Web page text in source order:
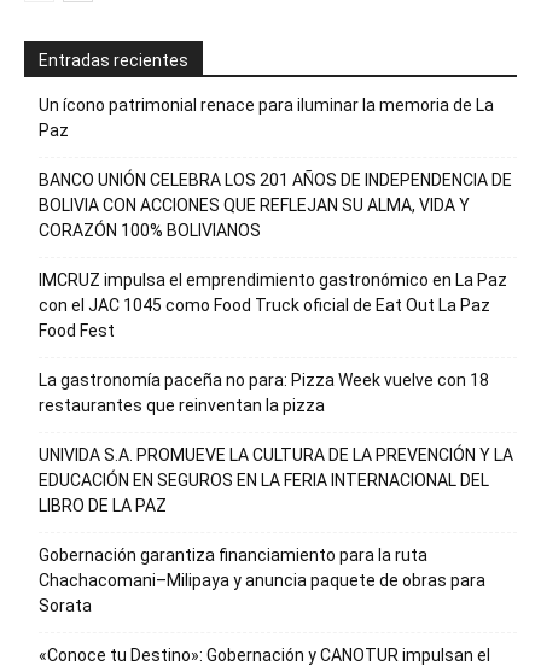
Entradas recientes
Un ícono patrimonial renace para iluminar la memoria de La
Paz
BANCO UNIÓN CELEBRA LOS 201 AÑOS DE INDEPENDENCIA DE
BOLIVIA CON ACCIONES QUE REFLEJAN SU ALMA, VIDA Y
CORAZÓN 100% BOLIVIANOS
IMCRUZ impulsa el emprendimiento gastronómico en La Paz
con el JAC 1045 como Food Truck oficial de Eat Out La Paz
Food Fest
La gastronomía paceña no para: Pizza Week vuelve con 18
restaurantes que reinventan la pizza
UNIVIDA S.A. PROMUEVE LA CULTURA DE LA PREVENCIÓN Y LA
EDUCACIÓN EN SEGUROS EN LA FERIA INTERNACIONAL DEL
LIBRO DE LA PAZ
Gobernación garantiza financiamiento para la ruta
Chachacomani–Milipaya y anuncia paquete de obras para
Sorata
«Conoce tu Destino»: Gobernación y CANOTUR impulsan el